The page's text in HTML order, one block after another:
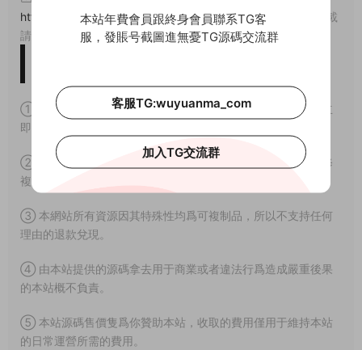
https://www.wuyuanma.com/wzym/wyxmk/5131.html
，轉載
請注明出處。
① 本站所有源碼均爲網上搜集，如涉及或侵害到您的版權請立
即通知我們。
② 如果網盤地址失效，請在個人中心提交工單，我們會盡快修
複下載地址。
③ 本網站所有資源因其特殊性均爲可複制品，所以不支持任何
理由的退款兌現。
④ 由本站提供的源碼拿去用于商業或者違法行爲造成嚴重後果
的本站概不負責。
⑤ 本站源碼售價隻爲你贊助本站，收取的費用僅用于維持本站
的日常運營所需的費用。
本站年費會員跟終身會員聯系TG客
服，發賬号截圖進無憂TG源碼交流群
客服TG:wuyuanma_com
加入TG交流群